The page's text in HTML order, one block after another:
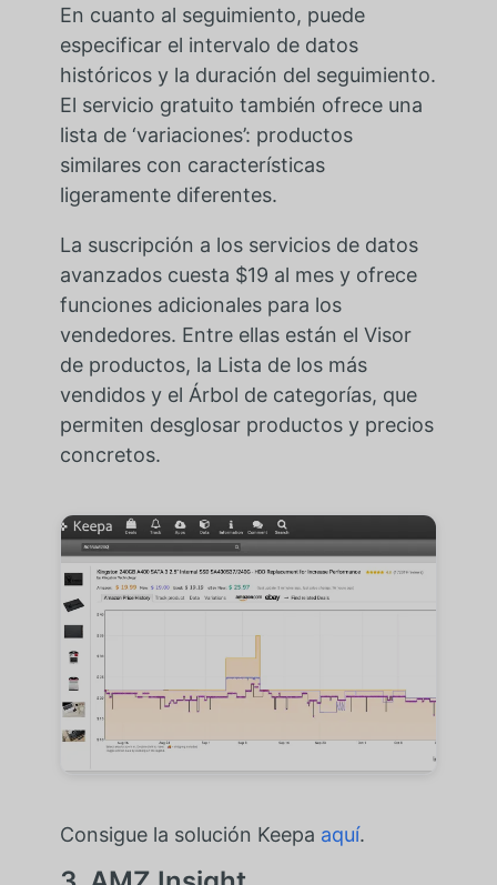
En cuanto al seguimiento, puede
especificar el intervalo de datos
históricos y la duración del seguimiento.
El servicio gratuito también ofrece una
lista de ‘variaciones’: productos
similares con características
ligeramente diferentes.
La suscripción a los servicios de datos
avanzados cuesta $19 al mes y ofrece
funciones adicionales para los
vendedores. Entre ellas están el Visor
de productos, la Lista de los más
vendidos y el Árbol de categorías, que
permiten desglosar productos y precios
concretos.
Consigue la solución Keepa aquí.